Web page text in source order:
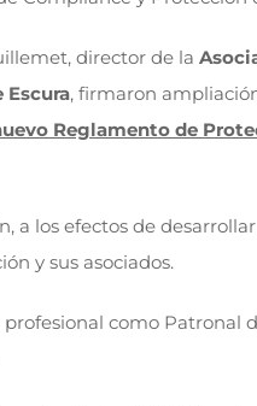
director de la
Escura, firmaron
Reglamento de
a los efectos de
y sus asociados.
como